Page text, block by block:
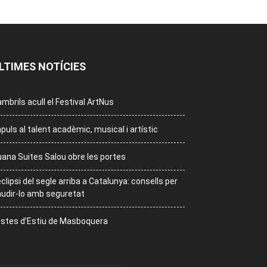
NOTÍCIES
acull el Festival ArtNus
al talent acadèmic, musical i artístic
Suites Salou obre les portes
del segle arriba a Catalunya: consells per
lo amb seguretat
d’Estiu de Masboquera